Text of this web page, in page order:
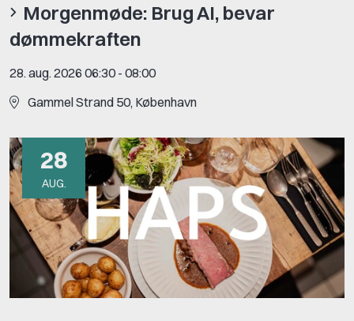
Morgenmøde: Brug AI, bevar
dømmekraften
28. aug. 2026 06:30 - 08:00
Gammel Strand 50, København
28
AUG.